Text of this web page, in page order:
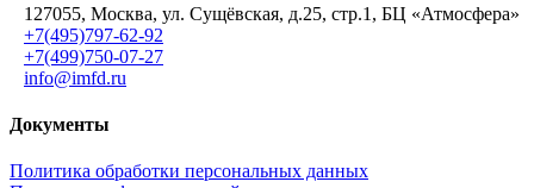
127055, Москва, ул. Сущёвская, д.25, стр.1, БЦ «Атмосфера»
+7(495)797-62-92
+7(499)750-07-27
info@imfd.ru
Документы
Политика обработки персональных данных